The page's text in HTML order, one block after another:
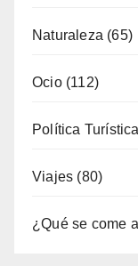
Naturaleza (65)
Ocio(112)
Política Turística
Viajes (80)
¿Qué se come